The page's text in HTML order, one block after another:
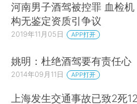
河南男子酒驾被控罪 血检机
构无鉴定资质引争议
2019年11月05日 APP打开
姚明：杜绝酒驾要有责任心
2014年09月11日 APP打开
上海发生交通事故已致2死12